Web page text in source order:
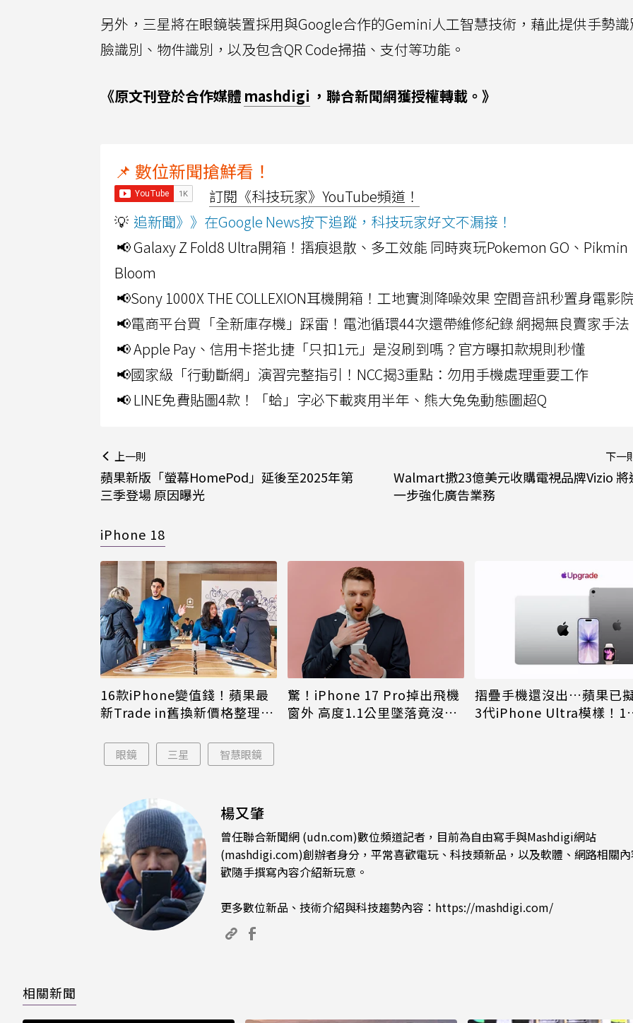
另外，三星將在眼鏡裝置採用與Google合作的Gemini人工智慧技術，藉此提供手勢
臉識別、物件識別，以及包含QR Code掃描、支付等功能。
《原文刊登於合作媒體 mashdigi ，聯合新聞網獲授權轉載。》
📌 數位新聞搶鮮看！
訂閱《科技玩家》YouTube頻道！
💡 追新聞》》在Google News按下追蹤，科技玩家好文不漏接！
📢 Galaxy Z Fold8 Ultra開箱！摺痕退散、多工效能 同時爽玩Pokemon GO、Pikmin
Bloom
📢Sony 1000X THE COLLEXION耳機開箱！工地實測降噪效果 空間音訊秒置身電影
📢電商平台買「全新庫存機」踩雷！電池循環44次還帶維修紀錄 網揭無良賣家手法
📢 Apple Pay、信用卡搭北捷「只扣1元」是沒刷到嗎？官方曝扣款規則秒懂
📢國家級「行動斷網」演習完整指引！NCC揭3重點：勿用手機處理重要工作
📢 LINE免費貼圖4款！「蛤」字必下載爽用半年、熊大兔兔動態圖超Q
上一則
蘋果新版「螢幕HomePod」延後至2025年第
三季登場 原因曝光
下一
Walmart撒23億美元收購電視品牌Vizio 將
一步強化廣告業務
iPhone 18
16款iPhone變值錢！蘋果最
新Trade in舊換新價格整理 6
驚！iPhone 17 Pro掉出飛機
窗外 高度1.1公里墜落竟沒摔
摺疊手機還沒出…蘋果已
3代iPhone Ultra模樣！1
眼鏡 三星 智慧眼鏡
楊又肇
曾任聯合新聞網 (udn.com)數位頻道記者，目前為自由寫手與Mashdigi網站
(mashdigi.com)創辦者身分，平常喜歡電玩、科技類新品，以及軟體、網路相關
歡隨手撰寫內容介紹新玩意。
更多數位新品、技術介紹與科技趨勢內容： https://mashdigi.com/
相關新聞